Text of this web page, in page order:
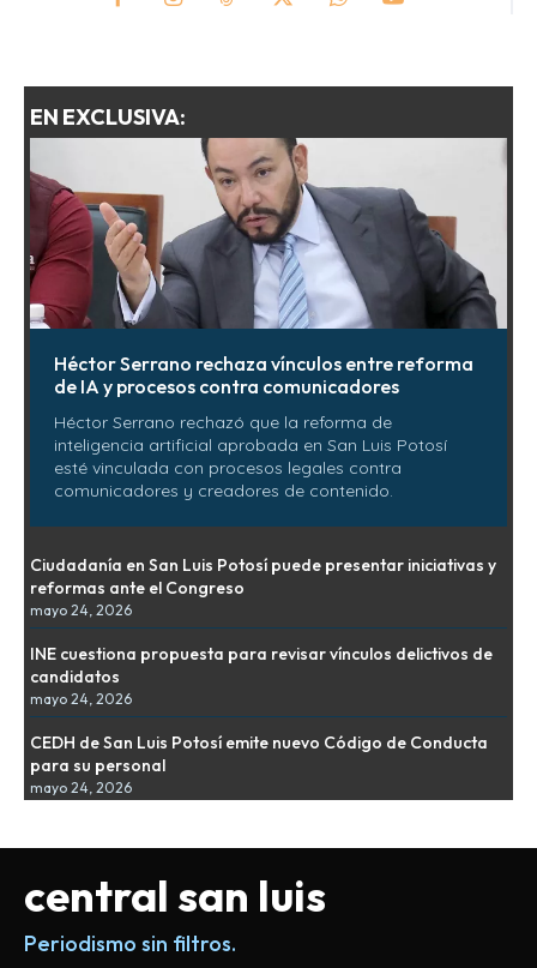
EN EXCLUSIVA:
Héctor Serrano rechaza vínculos entre reforma
de IA y procesos contra comunicadores
Héctor Serrano rechazó que la reforma de
inteligencia artificial aprobada en San Luis Potosí
esté vinculada con procesos legales contra
comunicadores y creadores de contenido.
Ciudadanía en San Luis Potosí puede presentar iniciativas y
reformas ante el Congreso
mayo 24, 2026
INE cuestiona propuesta para revisar vínculos delictivos de
candidatos
mayo 24, 2026
CEDH de San Luis Potosí emite nuevo Código de Conducta
para su personal
mayo 24, 2026
central san luis
Periodismo sin filtros.